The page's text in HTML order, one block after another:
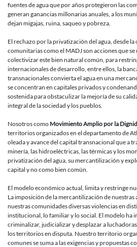
fuentes de agua que por años protegieron las
generan ganancias millonarias anuales, a los
dejan migajas, ruina, saqueo y pobreza.
El rechazo por la privatización del agua, desde
comunitarias como el MADJ son acciones que se
colectivizar este bien natural común, para
internacionales de desarrollo, entre ellos, la
transnacionales convierta el agua en una
se concentran en capitales privados y
sostenida para obstaculizar la mejoría de su
integral de la sociedad y los pueblos.
Nosotros como Movimiento Amplio por la
territorios organizados en el departamento de
oleada y avance del capital transnacional que a
minería, las hidroeléctricas, las térmicas y los
privatización del agua, su mercantilización y
capital y no como bien común.
El modelo económico actual, limita y restringe
La imposición de la mercantilización de nuestras
nuestras comunidades diversas violencias en
institucional, lo familiar y lo social. El modelo ha
criminalizar, judicializar y desplazar a
los territorios en disputa. Nuestro territorio
comunes se suma a las exigencias y propuestas